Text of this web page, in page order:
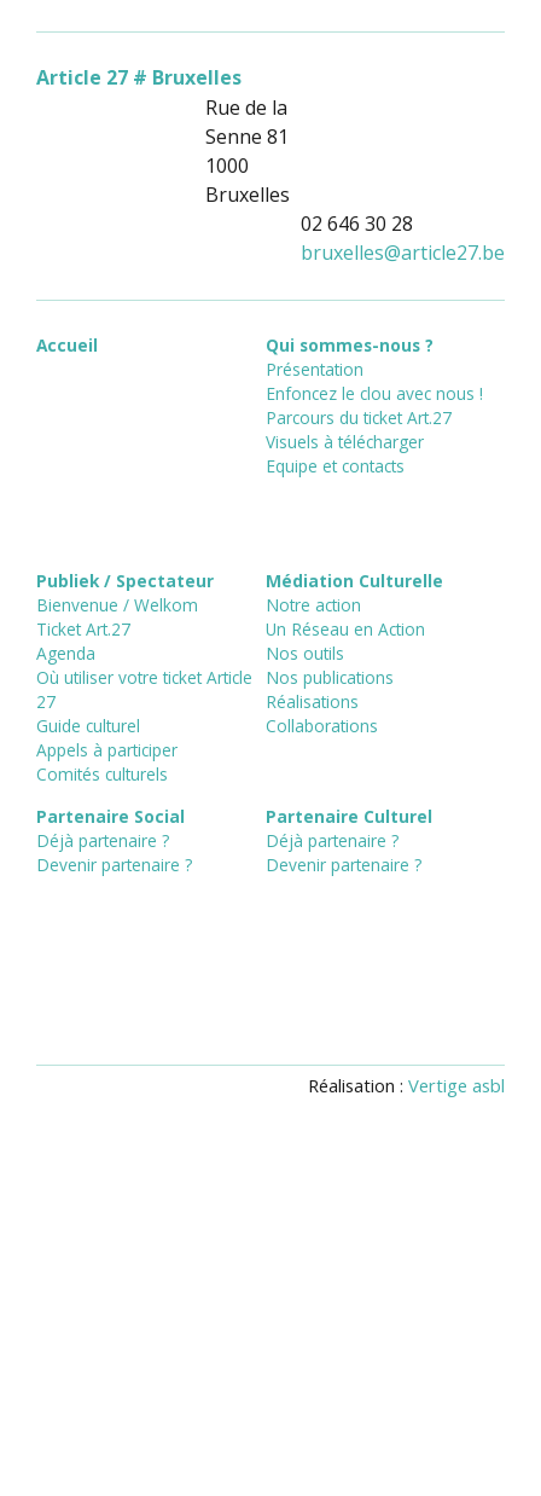
Article 27 # Bruxelles
Rue de la
Senne 81
1000
Bruxelles
02 646 30 28
bruxelles@article27.be
Accueil
Qui sommes-nous ?
Présentation
Enfoncez le clou avec nous !
Parcours du ticket Art.27
Visuels à télécharger
Equipe et contacts
Publiek / Spectateur
Bienvenue / Welkom
Ticket Art.27
Agenda
Où utiliser votre ticket Article
27
Guide culturel
Appels à participer
Comités culturels
Médiation Culturelle
Notre action
Un Réseau en Action
Nos outils
Nos publications
Réalisations
Collaborations
Partenaire Social
Déjà partenaire ?
Devenir partenaire ?
Partenaire Culturel
Déjà partenaire ?
Devenir partenaire ?
Réalisation : Vertige asbl